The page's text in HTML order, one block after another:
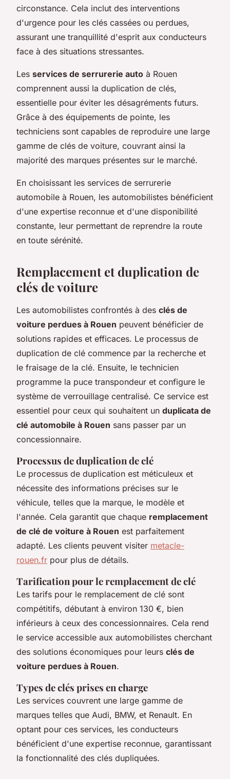
circonstance. Cela inclut des interventions
d'urgence pour les clés cassées ou perdues,
assurant une tranquillité d'esprit aux conducteurs
face à des situations stressantes.
Les services de serrurerie auto à Rouen
comprennent aussi la duplication de clés,
essentielle pour éviter les désagréments futurs.
Grâce à des équipements de pointe, les
techniciens sont capables de reproduire une large
gamme de clés de voiture, couvrant ainsi la
majorité des marques présentes sur le marché.
En choisissant les services de serrurerie
automobile à Rouen, les automobilistes bénéficient
d'une expertise reconnue et d'une disponibilité
constante, leur permettant de reprendre la route
en toute sérénité.
Remplacement et duplication de
clés de voiture
Les automobilistes confrontés à des clés de
voiture perdues à Rouen peuvent bénéficier de
solutions rapides et efficaces. Le processus de
duplication de clé commence par la recherche et
le fraisage de la clé. Ensuite, le technicien
programme la puce transpondeur et configure le
système de verrouillage centralisé. Ce service est
essentiel pour ceux qui souhaitent un duplicata de
clé automobile à Rouen sans passer par un
concessionnaire.
Processus de duplication de clé
Le processus de duplication est méticuleux et
nécessite des informations précises sur le
véhicule, telles que la marque, le modèle et
l'année. Cela garantit que chaque remplacement
de clé de voiture à Rouen est parfaitement
adapté. Les clients peuvent visiter metacle-
rouen.fr pour plus de détails.
Tarification pour le remplacement de clé
Les tarifs pour le remplacement de clé sont
compétitifs, débutant à environ 130 €, bien
inférieurs à ceux des concessionnaires. Cela rend
le service accessible aux automobilistes cherchant
des solutions économiques pour leurs clés de
voiture perdues à Rouen.
Types de clés prises en charge
Les services couvrent une large gamme de
marques telles que Audi, BMW, et Renault. En
optant pour ces services, les conducteurs
bénéficient d'une expertise reconnue, garantissant
la fonctionnalité des clés dupliquées.